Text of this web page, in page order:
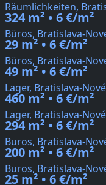
Räumlichkeiten,
324 m² • 6 €/m²
Büros, Bratislava-
29 m² • 6 €/m²
Büros, Bratislava-
49 m² • 6 €/m²
Lager, Bratislava-
460 m² • 6 €/m²
Lager, Bratislava-
294 m² • 6 €/m²
Büros, Bratislava-
200 m² • 6 €/m²
Büros, Bratislava-
25 m² • 6 €/m²